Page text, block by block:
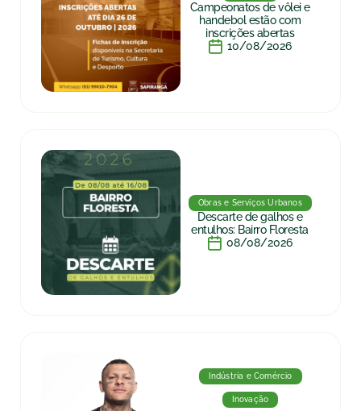
Campeonatos de vôlei e
handebol estão com
inscrições abertas
10/08/2026
Obras e Serviços Urbanos
Descarte de galhos e
entulhos: Bairro Floresta
08/08/2026
Indústria e Comércio
Inovação